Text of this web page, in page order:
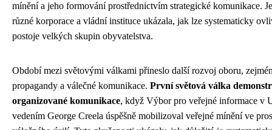
mínění a jeho formování prostřednictvím strategické komunikace.
různé korporace a vládní instituce ukázala, jak lze systematicky
postoje velkých skupin obyvatelstva.
Období mezi světovými válkami přineslo další rozvoj oboru,
propagandy a válečné komunikace. První světová válka
organizované komunikace, když Výbor pro veřejné informace v
vedením George Creela úspěšně mobilizoval veřejné mínění ve